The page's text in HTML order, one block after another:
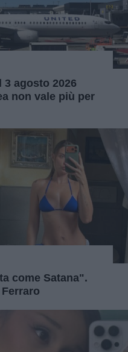
3 agosto 2026
non vale più per
come Satana".